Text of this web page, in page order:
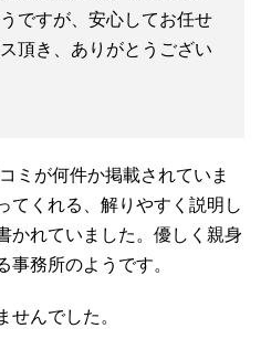
ですが、安心してお任せ
頂き、ありがとうござい
ミが何件か掲載されていま
てくれる、解りやすく説明し
かれていました。優しく親身
事務所のようです。
せんでした。